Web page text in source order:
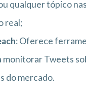
qualquer tópico
real;
: Oferece
monitorar Tweets
do mercado.